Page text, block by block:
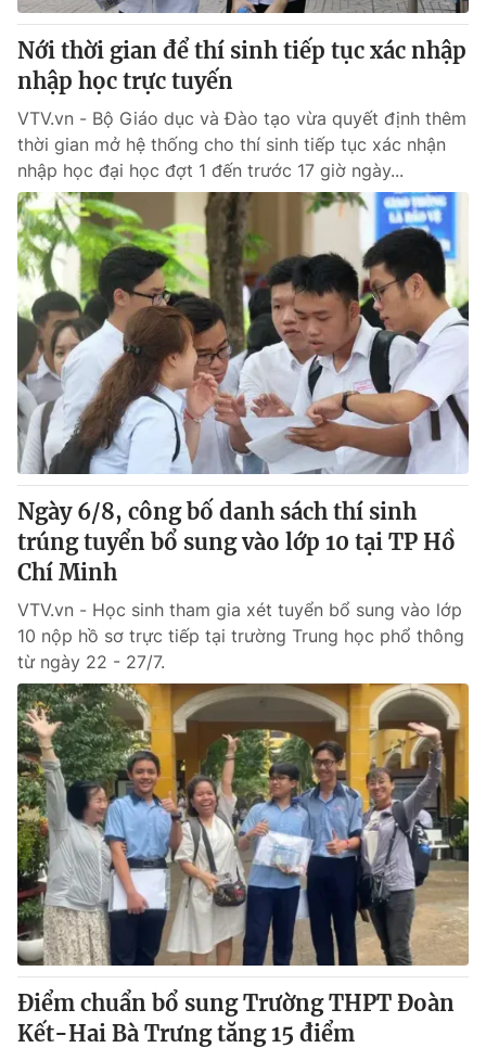
Nới thời gian để thí sinh tiếp tục xác nhập
nhập học trực tuyến
VTV.vn - Bộ Giáo dục và Đào tạo vừa quyết định thêm
thời gian mở hệ thống cho thí sinh tiếp tục xác nhận
nhập học đại học đợt 1 đến trước 17 giờ ngày...
Ngày 6/8, công bố danh sách thí sinh
trúng tuyển bổ sung vào lớp 10 tại TP Hồ
Chí Minh
VTV.vn - Học sinh tham gia xét tuyển bổ sung vào lớp
10 nộp hồ sơ trực tiếp tại trường Trung học phổ thông
từ ngày 22 - 27/7.
Điểm chuẩn bổ sung Trường THPT Đoàn
Kết-Hai Bà Trưng tăng 15 điểm